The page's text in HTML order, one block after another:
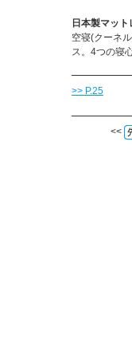
日本製マッ
空寝(クーネ
ス。4つの寝
>> P.25
<<